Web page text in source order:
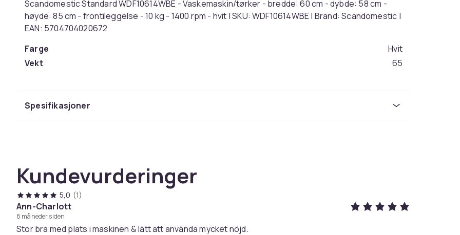
Scandomestic Standard WDF10614WBE - Vaskemaskin/tørker - bredde: 60 cm - dybde: 58 cm -
høyde: 85 cm - frontileggelse - 10 kg - 1400 rpm - hvit | SKU: WDF10614WBE | Brand: Scandomestic |
EAN: 5704704020672
Farge
Hvit
Vekt
65
Spesifikasjoner
Kundevurderinger
5,0 (1)
Ann-Charlott
8 måneder siden
Stor bra med plats i maskinen & lätt att använda mycket nöjd.